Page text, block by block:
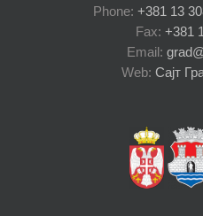
Phone: +381 13
Fax: +381
Email:
Web: Сајт